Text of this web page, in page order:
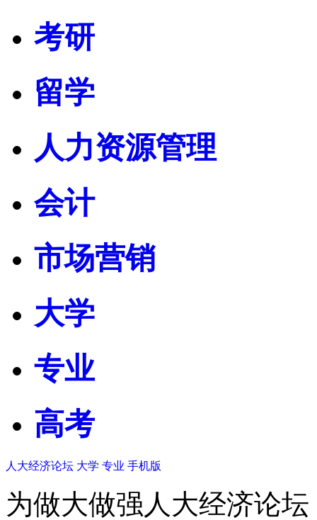
考研
留学
人力资源管理
会计
市场营销
大学
专业
高考
人大经济论坛 大学 专业 手机版
为做大做强人大经济论